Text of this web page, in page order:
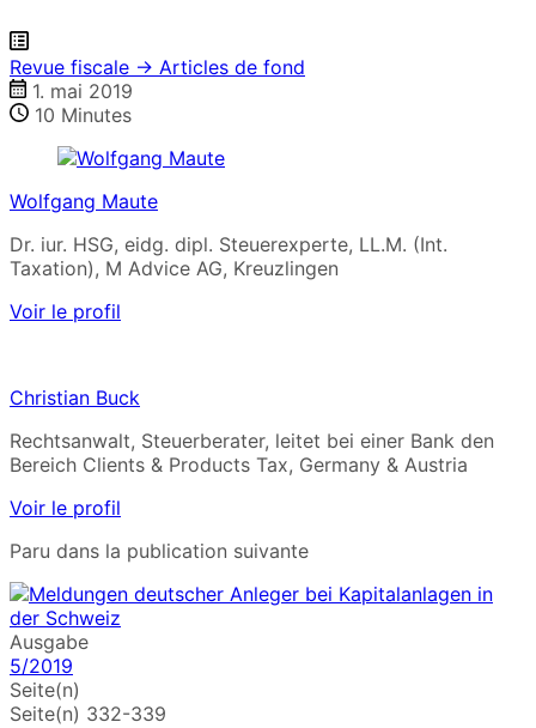
Revue fiscale → Articles de fond
1. mai 2019
10 Minutes
Wolfgang Maute
Dr. iur. HSG, eidg. dipl. Steuerexperte, LL.M. (Int.
Taxation), M Advice AG, Kreuzlingen
Voir le profil
Christian Buck
Rechtsanwalt, Steuerberater, leitet bei einer Bank den
Bereich Clients & Products Tax, Germany & Austria
Voir le profil
Paru dans la publication suivante
Ausgabe
5/2019
Seite(n)
Seite(n) 332-339